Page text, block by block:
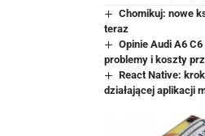
Chomikuj: nowe
teraz
Opinie Audi A6
problemy i koszty
React Native:
działającej aplikacji